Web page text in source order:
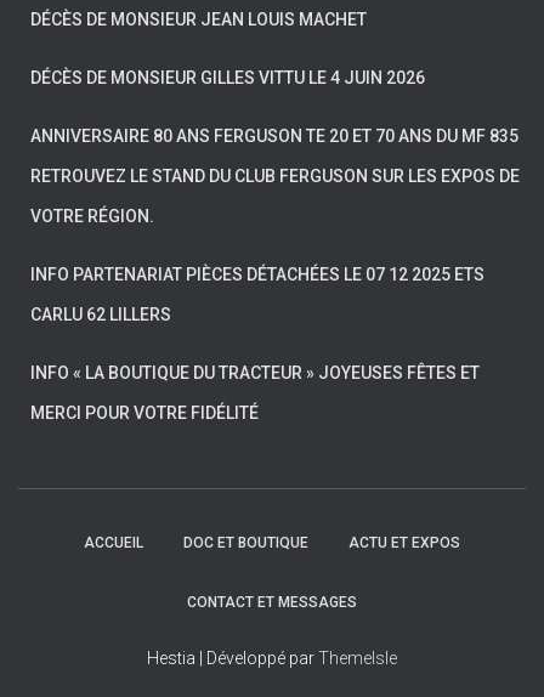
DÉCÈS DE MONSIEUR JEAN LOUIS MACHET
DÉCÈS DE MONSIEUR GILLES VITTU LE 4 JUIN 2026
ANNIVERSAIRE 80 ANS FERGUSON TE 20 ET 70 ANS DU MF 835
RETROUVEZ LE STAND DU CLUB FERGUSON SUR LES EXPOS DE
VOTRE RÉGION.
INFO PARTENARIAT PIÈCES DÉTACHÉES LE 07 12 2025 ETS
CARLU 62 LILLERS
INFO « LA BOUTIQUE DU TRACTEUR » JOYEUSES FÊTES ET
MERCI POUR VOTRE FIDÉLITÉ
ACCUEIL DOC ET BOUTIQUE ACTU ET EXPOS
CONTACT ET MESSAGES
Hestia | Développé parThemeIsle